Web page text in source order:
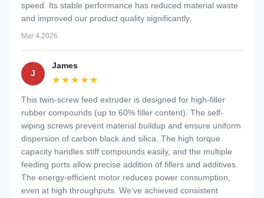
speed. Its stable performance has reduced material waste
and improved our product quality significantly.
Mar 4.2026
J
James
★★★★★
★★★★★
This twin-screw feed extruder is designed for high-filler
rubber compounds (up to 60% filler content). The self-
wiping screws prevent material buildup and ensure uniform
dispersion of carbon black and silica. The high torque
capacity handles stiff compounds easily, and the multiple
feeding ports allow precise addition of fillers and additives.
The energy-efficient motor reduces power consumption,
even at high throughputs. We’ve achieved consistent